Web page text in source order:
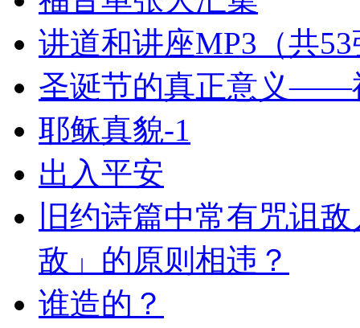
讲道和讲座MP3（共
圣诞节的真正意义——
耶稣真貌-1
出入平安
旧约诗篇中常有咒诅
敌」的原则相违？
谁造的？